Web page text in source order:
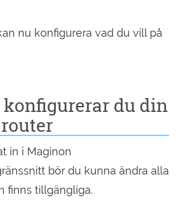
nu konfigurera vad du vill på
konfigurerar du din
in i Maginon
bör du kunna ändra alla
finns tillgängliga.